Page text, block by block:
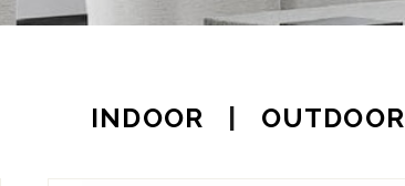
INDOOR OUTDOOR